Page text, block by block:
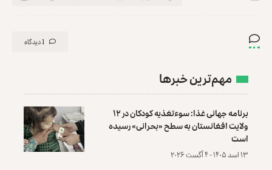
1 دیدگاه
مهم‌ترین خبرها
برنامه جهانی غذا: سوءتغذیه کودکان در ۱۲
ولایت افغانستان به سطح «بحرانی» رسیده
است
۱۳ اسد ۱۴۰۵ - ۴ آگست ۲۰۲۶